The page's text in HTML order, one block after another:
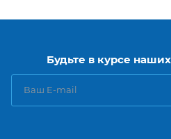
Будьте в курсе